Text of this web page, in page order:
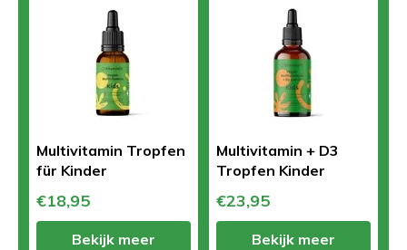
Multivitamin Tropfen
für Kinder
€18,95
Bekijk meer
Multivitamin + D3
Tropfen Kinder
€23,95
Bekijk meer